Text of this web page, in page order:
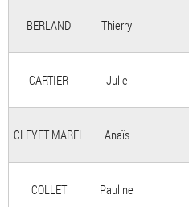
BERLAND Thierry
CARTIER Julie
CLEYET MAREL Anaïs
COLLET Pauline